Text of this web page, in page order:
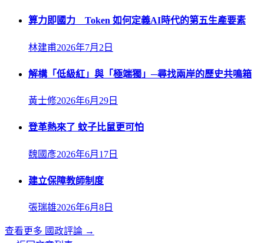
算力即國力 Token 如何定義AI時代的第五生產要素
林建甫2026年7月2日
解構「低級紅」與「極端獨」─尋找兩岸的歷史共鳴箱
黃士修2026年6月29日
登革熱來了 蚊子比鼠更可怕
魏國彥2026年6月17日
建立保障教師制度
張瑞雄2026年6月8日
查看更多 國政評論 →